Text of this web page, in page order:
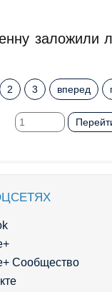
заложили
2 3 вперед
Сообщество